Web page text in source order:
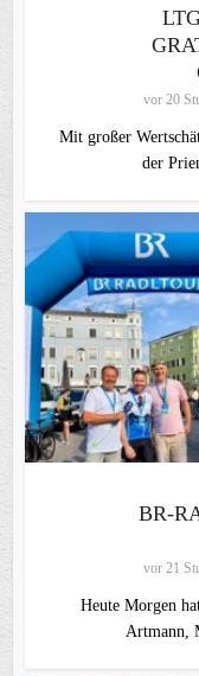
vor 20
Mit großer
der
BR-
vor 21
Heute Morgen
Artmann,